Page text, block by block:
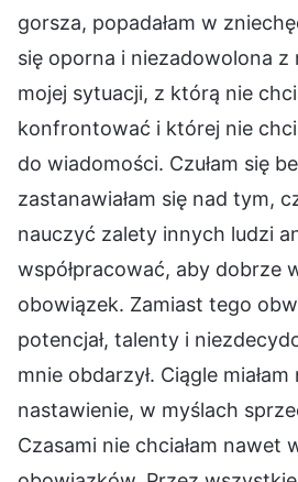
gorsza, popadałam w
się oporna i niezadowolona
mojej sytuacji, z którą nie
konfrontować i której nie
do wiadomości. Czułam się
zastanawiałam się nad tym,
nauczyć zalety innych ludzi
współpracować, aby dobrze
obowiązek. Zamiast tego
potencjał, talenty i
mnie obdarzył. Ciągle
nastawienie, w myślach
Czasami nie chciałam nawet